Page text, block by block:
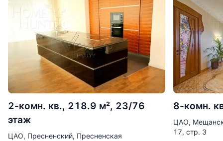
2-комн. кв., 218.9 м², 23/76
этаж
ЦАО, Пресненский, Пресненская
8-комн.
ЦАО,
17, стр. 3